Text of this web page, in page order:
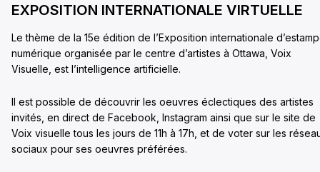
EXPOSITION INTERNATIONALE VIRTUELLE
Le thème de la 15e édition de l’Exposition internationale
numérique organisée par le centre d’artistes à Ottawa, Voix
Visuelle, est l’intelligence artificielle.
Il est possible de découvrir les oeuvres éclectiques des artistes
invités, en direct de Facebook, Instagram ainsi que sur le site de
Voix visuelle tous les jours de 11h à 17h, et de voter sur les
sociaux pour ses oeuvres préférées.